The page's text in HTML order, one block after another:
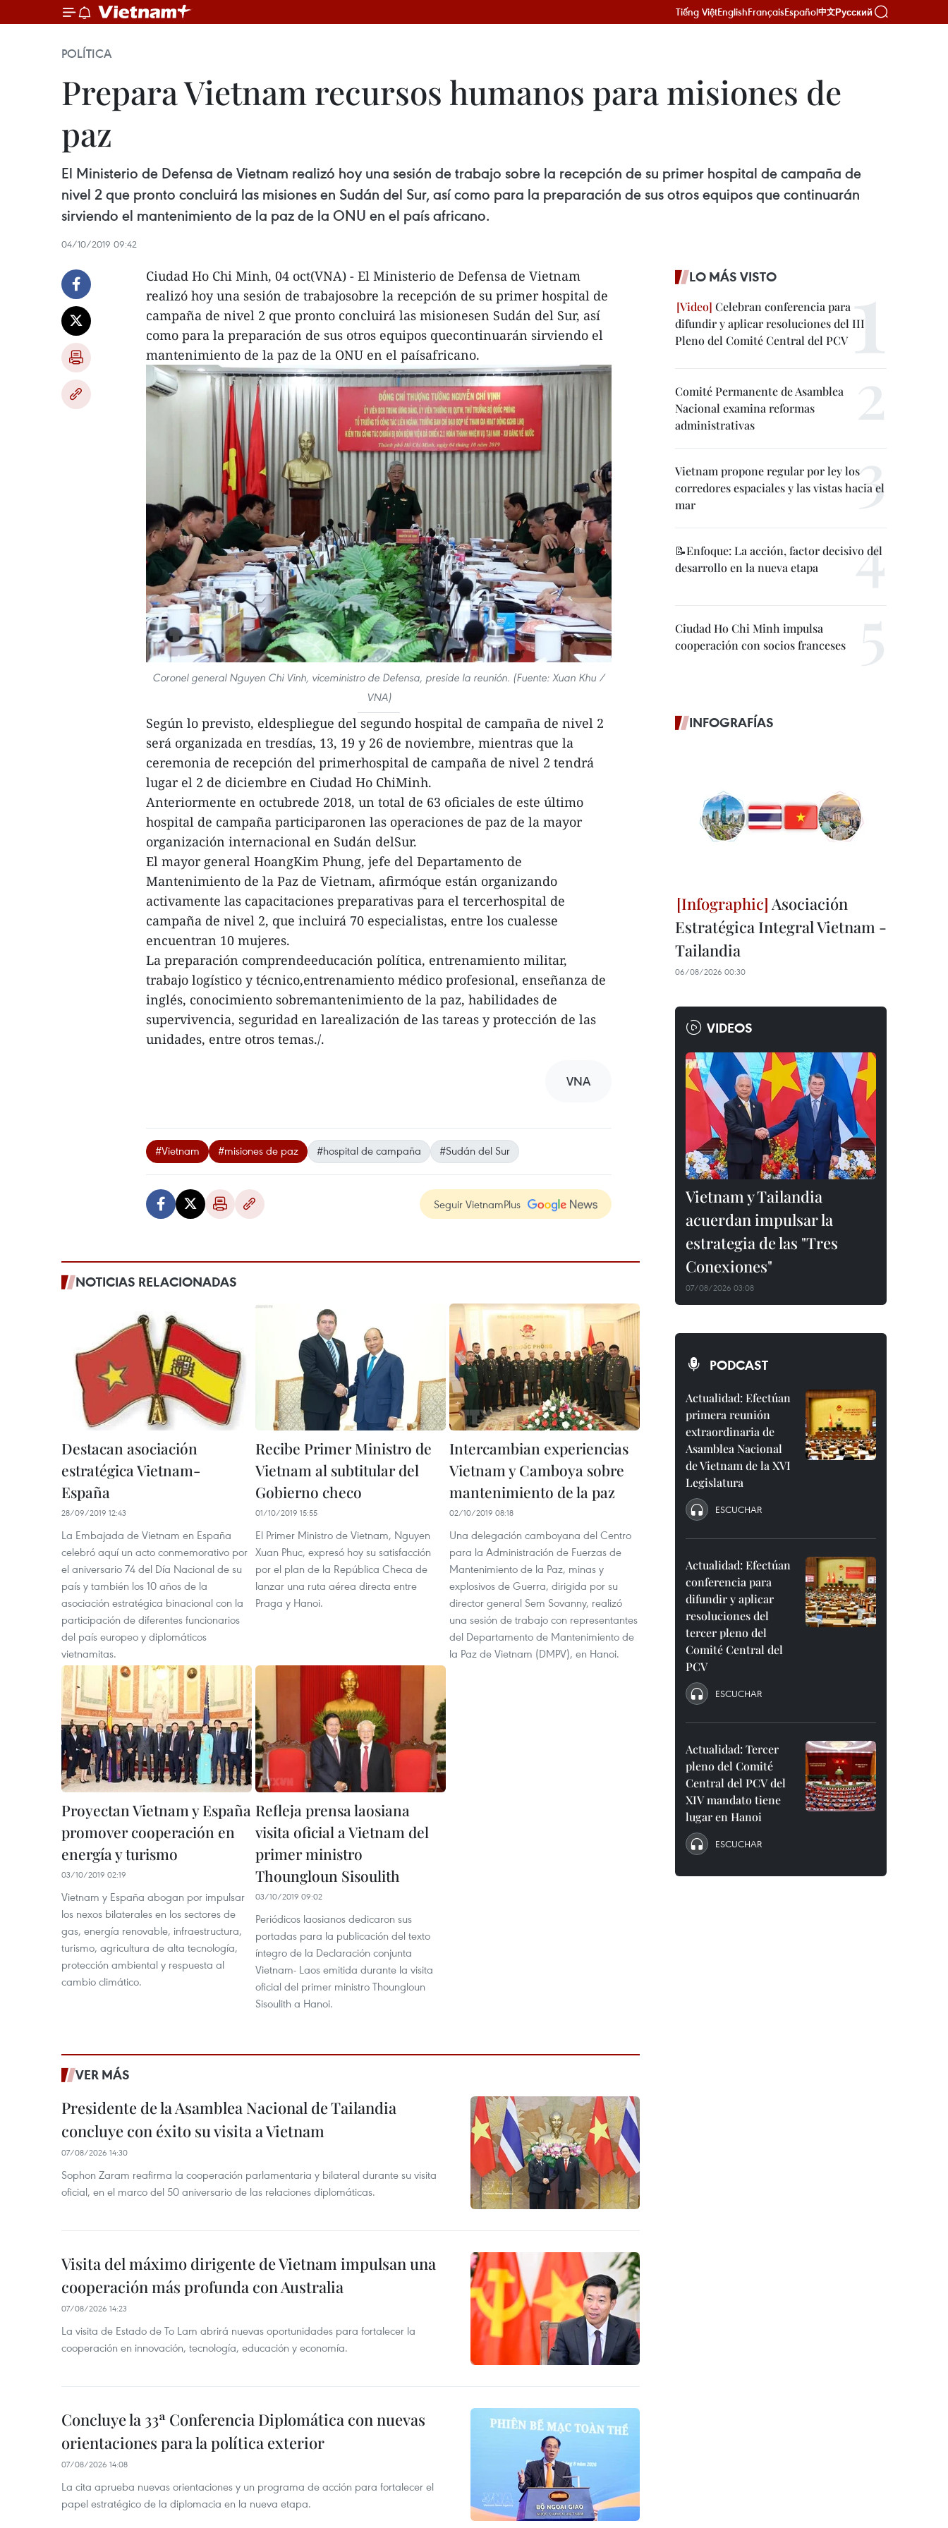
Tiếng ViệtEnglishFrançaisEspañol中文Русский
POLÍTICA
Prepara Vietnam recursos humanos para misiones de
paz
El Ministerio de Defensa de Vietnam realizó hoy una sesión de trabajo sobre la recepción de su primer hospital de campaña de
nivel 2 que pronto concluirá las misiones en Sudán del Sur, así como para la preparación de sus otros equipos que continuarán
sirviendo el mantenimiento de la paz de la ONU en el país africano.
04/10/2019 09:42
Ciudad Ho Chi Minh, 04 oct(VNA) - El Ministerio de Defensa de Vietnam
realizó hoy una sesión de trabajosobre la recepción de su primer hospital de
campaña de nivel 2 que pronto concluirá las misionesen Sudán del Sur, así
como para la preparación de sus otros equipos quecontinuarán sirviendo el
mantenimiento de la paz de la ONU en el paísafricano.
Coronel general Nguyen Chi Vinh, viceministro de Defensa, preside la reunión. (Fuente: Xuan Khu /
VNA)
Según lo previsto, eldespliegue del segundo hospital de campaña de nivel 2
será organizada en tresdías, 13, 19 y 26 de noviembre, mientras que la
ceremonia de recepción del primerhospital de campaña de nivel 2 tendrá
lugar el 2 de diciembre en Ciudad Ho ChiMinh.
Anteriormente en octubrede 2018, un total de 63 oficiales de este último
hospital de campaña participaronen las operaciones de paz de la mayor
organización internacional en Sudán delSur.
El mayor general HoangKim Phung, jefe del Departamento de
Mantenimiento de la Paz de Vietnam, afirmóque están organizando
activamente las capacitaciones preparativas para el tercerhospital de
campaña de nivel 2, que incluirá 70 especialistas, entre los cualesse
encuentran 10 mujeres.
La preparación comprendeeducación política, entrenamiento militar,
trabajo logístico y técnico,entrenamiento médico profesional, enseñanza de
inglés, conocimiento sobremantenimiento de la paz, habilidades de
supervivencia, seguridad en larealización de las tareas y protección de las
unidades, entre otros temas./.
VNA
#Vietnam #misiones de paz #hospital de campaña #Sudán del Sur
Seguir VietnamPlus
NOTICIAS RELACIONADAS
Destacan asociación
estratégica Vietnam-
España
28/09/2019 12:43
La Embajada de Vietnam en España
celebró aquí un acto conmemorativo por
el aniversario 74 del Día Nacional de su
país y también los 10 años de la
asociación estratégica binacional con la
participación de diferentes funcionarios
del país europeo y diplomáticos
vietnamitas.
Recibe Primer Ministro de
Vietnam al subtitular del
Gobierno checo
01/10/2019 15:55
El Primer Ministro de Vietnam, Nguyen
Xuan Phuc, expresó hoy su satisfacción
por el plan de la República Checa de
lanzar una ruta aérea directa entre
Praga y Hanoi.
Intercambian experiencias
Vietnam y Camboya sobre
mantenimiento de la paz
02/10/2019 08:18
Una delegación camboyana del Centro
para la Administración de Fuerzas de
Mantenimiento de la Paz, minas y
explosivos de Guerra, dirigida por su
director general Sem Sovanny, realizó
una sesión de trabajo con representantes
del Departamento de Mantenimiento de
la Paz de Vietnam (DMPV), en Hanoi.
Proyectan Vietnam y España
promover cooperación en
energía y turismo
03/10/2019 02:19
Vietnam y España abogan por impulsar
los nexos bilaterales en los sectores de
gas, energía renovable, infraestructura,
turismo, agricultura de alta tecnología,
protección ambiental y respuesta al
cambio climático.
Refleja prensa laosiana
visita oficial a Vietnam del
primer ministro
Thoungloun Sisoulith
03/10/2019 09:02
Periódicos laosianos dedicaron sus
portadas para la publicación del texto
íntegro de la Declaración conjunta
Vietnam- Laos emitida durante la visita
oficial del primer ministro Thoungloun
Sisoulith a Hanoi.
VER MÁS
Presidente de la Asamblea Nacional de Tailandia
concluye con éxito su visita a Vietnam
07/08/2026 14:30
Sophon Zaram reafirma la cooperación parlamentaria y bilateral durante su visita
oficial, en el marco del 50 aniversario de las relaciones diplomáticas.
Visita del máximo dirigente de Vietnam impulsan una
cooperación más profunda con Australia
07/08/2026 14:23
La visita de Estado de To Lam abrirá nuevas oportunidades para fortalecer la
cooperación en innovación, tecnología, educación y economía.
Concluye la 33ª Conferencia Diplomática con nuevas
orientaciones para la política exterior
07/08/2026 14:08
La cita aprueba nuevas orientaciones y un programa de acción para fortalecer el
papel estratégico de la diplomacia en la nueva etapa.
LO MÁS VISTO
Celebran conferencia para
difundir y aplicar resoluciones del III
Pleno del Comité Central del PCV
Comité Permanente de Asamblea
Nacional examina reformas
administrativas
Vietnam propone regular por ley los
corredores espaciales y las vistas hacia el
mar
📝Enfoque: La acción, factor decisivo del
desarrollo en la nueva etapa
Ciudad Ho Chi Minh impulsa
cooperación con socios franceses
INFOGRAFÍAS
Asociación
Estratégica Integral Vietnam -
Tailandia
06/08/2026 00:30
VIDEOS
Vietnam y Tailandia
acuerdan impulsar la
estrategia de las "Tres
Conexiones"
07/08/2026 03:08
PODCAST
Actualidad: Efectúan
primera reunión
extraordinaria de
Asamblea Nacional
de Vietnam de la XVI
Legislatura
ESCUCHAR
Actualidad: Efectúan
conferencia para
difundir y aplicar
resoluciones del
tercer pleno del
Comité Central del
PCV
ESCUCHAR
Actualidad: Tercer
pleno del Comité
Central del PCV del
XIV mandato tiene
lugar en Hanoi
ESCUCHAR